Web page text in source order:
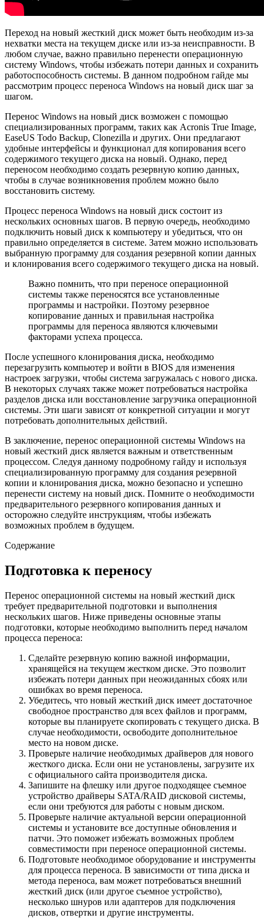
Переход на новый жесткий диск может быть необходим из-за
нехватки места на текущем диске или из-за неисправности. В
любом случае, важно правильно перенести операционную
систему Windows, чтобы избежать потери данных и сохранить
работоспособность системы. В данном подробном гайде мы
рассмотрим процесс переноса Windows на новый диск шаг за
шагом.
Перенос Windows на новый диск возможен с помощью
специализированных программ, таких как Acronis True Image,
EaseUS Todo Backup, Clonezilla и других. Они предлагают
удобные интерфейсы и функционал для копирования всего
содержимого текущего диска на новый. Однако, перед
переносом необходимо создать резервную копию данных,
чтобы в случае возникновения проблем можно было
восстановить систему.
Процесс переноса Windows на новый диск состоит из
нескольких основных шагов. В первую очередь, необходимо
подключить новый диск к компьютеру и убедиться, что он
правильно определяется в системе. Затем можно использовать
выбранную программу для создания резервной копии данных
и клонирования всего содержимого текущего диска на новый.
Важно помнить, что при переносе операционной
системы также переносятся все установленные
программы и настройки. Поэтому резервное
копирование данных и правильная настройка
программы для переноса являются ключевыми
факторами успеха процесса.
После успешного клонирования диска, необходимо
перезагрузить компьютер и войти в BIOS для изменения
настроек загрузки, чтобы система загружалась с нового диска.
В некоторых случаях также может потребоваться настройка
разделов диска или восстановление загрузчика операционной
системы. Эти шаги зависят от конкретной ситуации и могут
потребовать дополнительных действий.
В заключение, перенос операционной системы Windows на
новый жесткий диск является важным и ответственным
процессом. Следуя данному подробному гайду и используя
специализированную программу для создания резервной
копии и клонирования диска, можно безопасно и успешно
перенести систему на новый диск. Помните о необходимости
предварительного резервного копирования данных и
осторожно следуйте инструкциям, чтобы избежать
возможных проблем в будущем.
Содержание
Подготовка к переносу
Перенос операционной системы на новый жесткий диск
требует предварительной подготовки и выполнения
нескольких шагов. Ниже приведены основные этапы
подготовки, которые необходимо выполнить перед началом
процесса переноса:
Сделайте резервную копию важной информации,
хранящейся на текущем жестком диске. Это позволит
избежать потери данных при неожиданных сбоях или
ошибках во время переноса.
Убедитесь, что новый жесткий диск имеет достаточное
свободное пространство для всех файлов и программ,
которые вы планируете скопировать с текущего диска. В
случае необходимости, освободите дополнительное
место на новом диске.
Проверьте наличие необходимых драйверов для нового
жесткого диска. Если они не установлены, загрузите их
с официального сайта производителя диска.
Запишите на флешку или другое подходящее съемное
устройство драйверы SATA/RAID дисковой системы,
если они требуются для работы с новым диском.
Проверьте наличие актуальной версии операционной
системы и установите все доступные обновления и
патчи. Это поможет избежать возможных проблем
совместимости при переносе операционной системы.
Подготовьте необходимое оборудование и инструменты
для процесса переноса. В зависимости от типа диска и
метода переноса, вам может потребоваться внешний
жесткий диск (или другое съемное устройство),
несколько шнуров или адаптеров для подключения
дисков, отвертки и другие инструменты.